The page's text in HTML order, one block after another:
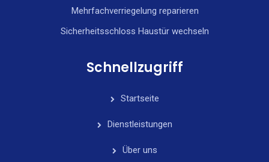
Mehrfachverriegelung reparieren
Sicherheitsschloss Haustür wechseln
Schnellzugriff
Startseite
Dienstleistungen
Über uns